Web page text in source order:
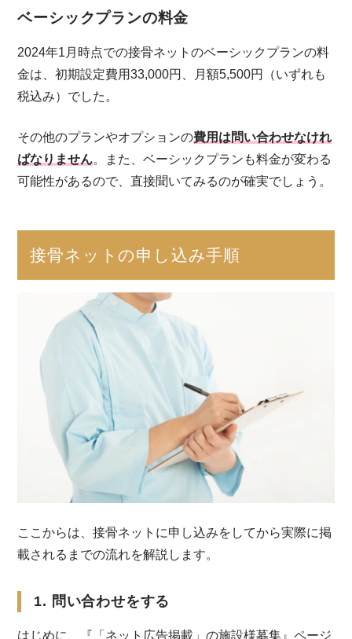
ベーシックプランの料金
2024年1月時点での接骨ネットのベーシックプランの料
金は、初期設定費用33,000円、月額5,500円（いずれも
税込み）でした。
その他のプランやオプションの費用は問い合わせなけれ
ばなりません。また、ベーシックプランも料金が変わる
可能性があるので、直接聞いてみるのが確実でしょう。
接骨ネットの申し込み手順
ここからは、接骨ネットに申し込みをしてから実際に掲
載されるまでの流れを解説します。
1. 問い合わせをする
はじめに、『「ネット広告掲載」の施設様募集』ページ